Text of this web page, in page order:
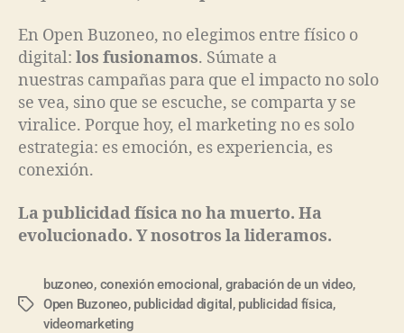
En Open Buzoneo, no elegimos entre físico o
digital: los fusionamos. Súmate a
nuestras campañas para que el impacto no solo
se vea, sino que se escuche, se comparta y se
viralice. Porque hoy, el marketing no es solo
estrategia: es emoción, es experiencia, es
conexión.
La publicidad física no ha muerto. Ha
evolucionado. Y nosotros la lideramos.
buzoneo, conexión emocional , grabación de un video,
Open Buzoneo, publicidad digital , publicidad física,
videomarketing